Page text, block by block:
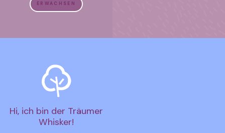
ERWACHSEN
Hi, ich bin der Träumer
Whisker!